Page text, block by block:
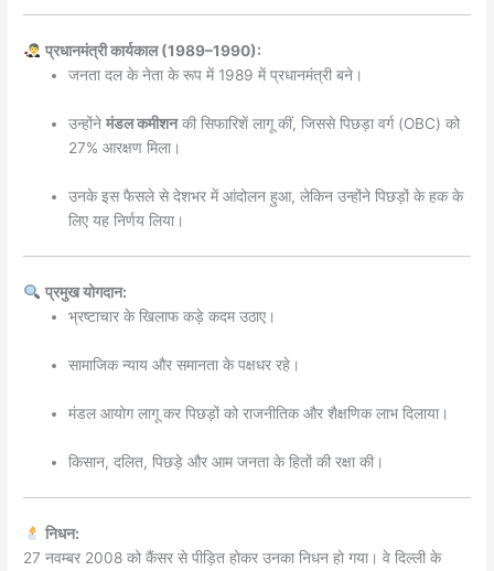
प्रधानमंत्री कार्यकाल (1989–1990):
जनता दल के नेता के रूप में 1989 में प्रधानमंत्री बने।
उन्होंनेमंडल कमीशनकी सिफारिशें लागू कीं, जिससे पिछड़ा वर्ग (OBC) को
27% आरक्षण मिला।
उनके इस फैसले से देशभर में आंदोलन हुआ, लेकिन उन्होंने पिछड़ों के हक के
लिए यह निर्णय लिया।
प्रमुख योगदान:
भ्रष्टाचार के खिलाफ कड़े कदम उठाए।
सामाजिक न्याय और समानता के पक्षधर रहे।
मंडल आयोग लागू कर पिछड़ों को राजनीतिक और शैक्षणिक लाभ दिलाया।
किसान, दलित, पिछड़े और आम जनता के हितों की रक्षा की।
निधन:
27 नवम्बर 2008 को कैंसर से पीड़ित होकर उनका निधन हो गया। वे दिल्ली के